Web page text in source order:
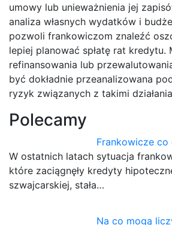
umowy lub unieważnienia jej
analiza własnych wydatków i
pozwoli frankowiczom znaleźć
lepiej planować spłatę rat kredytu.
refinansowania lub
być dokładnie przeanalizowana
ryzyk związanych z takimi
Polecamy
Frankowicze co
W ostatnich latach sytuacja
które zaciągnęły kredyty
szwajcarskiej, stała…
Na co mogą